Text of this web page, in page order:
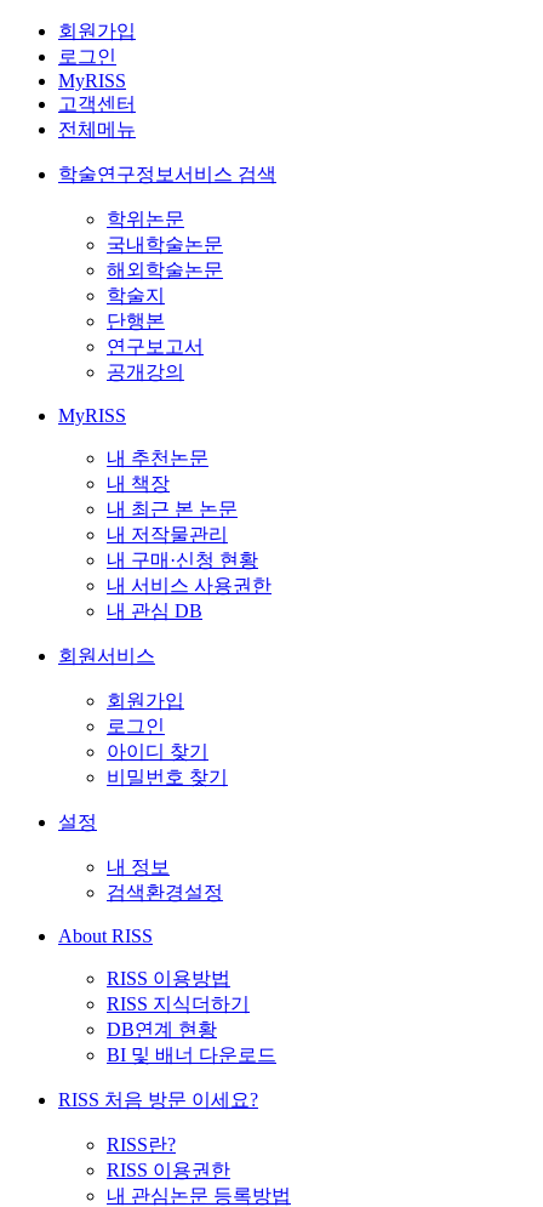
회원가입
로그인
MyRISS
고객센터
전체메뉴
학술연구정보서비스 검색
학위논문
국내학술논문
해외학술논문
학술지
단행본
연구보고서
공개강의
MyRISS
내 추천논문
내 책장
내 최근 본 논문
내 저작물관리
내 구매·신청 현황
내 서비스 사용권한
내 관심 DB
회원서비스
회원가입
로그인
아이디 찾기
비밀번호 찾기
설정
내 정보
검색환경설정
About RISS
RISS 이용방법
RISS 지식더하기
DB연계 현황
BI 및 배너 다운로드
RISS 처음 방문 이세요?
RISS란?
RISS 이용권한
내 관심논문 등록방법